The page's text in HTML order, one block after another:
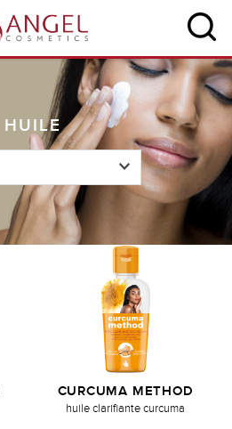
HUILE
CURCUMA METHOD
huile clarifiante curcuma